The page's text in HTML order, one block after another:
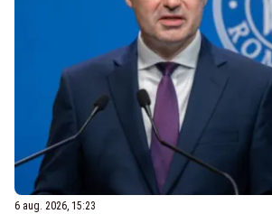
6 aug. 2026, 15:23